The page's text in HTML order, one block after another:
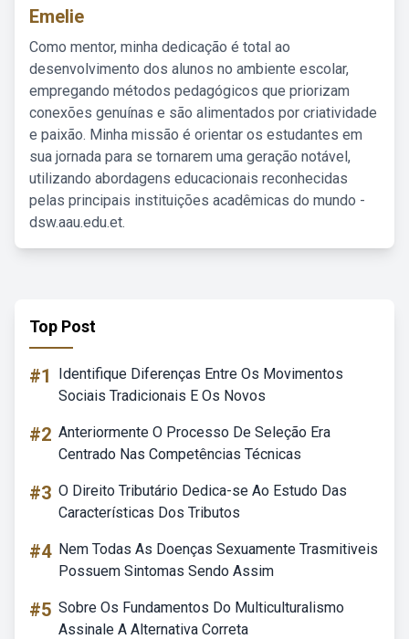
Emelie
Como mentor, minha dedicação é total ao
desenvolvimento dos alunos no ambiente escolar,
empregando métodos pedagógicos que priorizam
conexões genuínas e são alimentados por criatividade
e paixão. Minha missão é orientar os estudantes em
sua jornada para se tornarem uma geração notável,
utilizando abordagens educacionais reconhecidas
pelas principais instituições acadêmicas do mundo -
dsw.aau.edu.et.
Top Post
#1
Identifique Diferenças Entre Os Movimentos
Sociais Tradicionais E Os Novos
#2 Anteriormente O Processo De Seleção Era
Centrado Nas Competências Técnicas
#3 O Direito Tributário Dedica-se Ao Estudo Das
Características Dos Tributos
#4 Nem Todas As Doenças Sexuamente Trasmitiveis
Possuem Sintomas Sendo Assim
#5 Sobre Os Fundamentos Do Multiculturalismo
Assinale A Alternativa Correta